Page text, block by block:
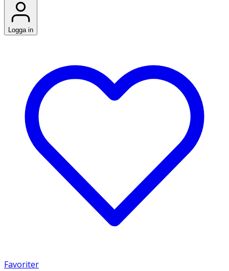
Logga in
Favoriter